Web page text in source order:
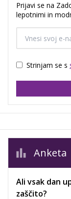
Prijavi se na
lepotnimi in
Strinjam se s
Anketa
Ali vsak dan
zaščito?